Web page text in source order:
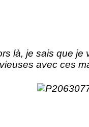
là, je sais que je
avec ces